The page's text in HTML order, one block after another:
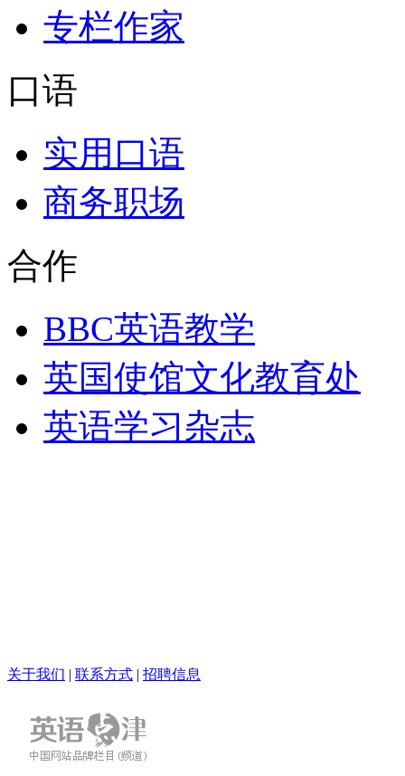
专栏作家
口语
实用口语
商务职场
合作
BBC英语教学
英国使馆文化教育处
英语学习杂志
关于我们 | 联系方式 | 招聘信息